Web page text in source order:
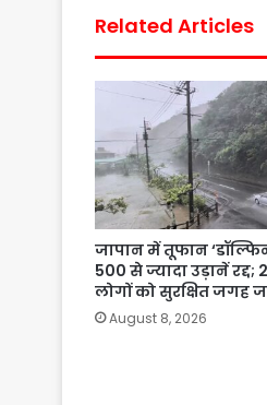
Related Articles
जापान में तूफान
500 से ज्यादा उड़ानें रद्द;
लोगों को सुरक्षित जगह
August 8, 2026